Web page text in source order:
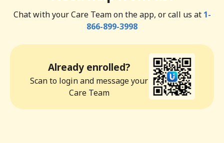
Chat with your Care Team on the app, or call us at 1-
866-899-3998
Already enrolled?
Scan to login and message your
Care Team